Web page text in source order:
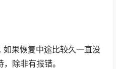
果恢复中途比较久一直没
除非有报错。